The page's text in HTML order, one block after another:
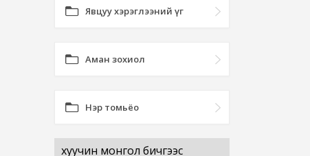
Явцуу хэрэглээний үг
Аман зохиол
Нэр томьёо
хуучин монгол бичгээс